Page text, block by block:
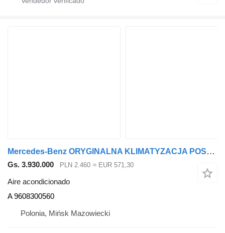
Mercedes-Benz ORYGINALNA KLIMATYZACJA POSTOJOWA MERCEDES ACTROS MP 4 A96083005 A 9608300560 aire acondicionado para cabeza tractora
Gs. 3.930.000 PLN 2.460 ≈ EUR 571,30
Aire acondicionado
A 9608300560
Polonia, Mińsk Mazowiecki